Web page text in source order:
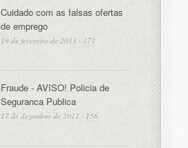
Cuidado com as falsas ofertas
de emprego
19 de fevereiro de 2013 · 171
Fraude - AVISO! Policia de
Seguranca Publica
17 de dezembro de 2011 · 156